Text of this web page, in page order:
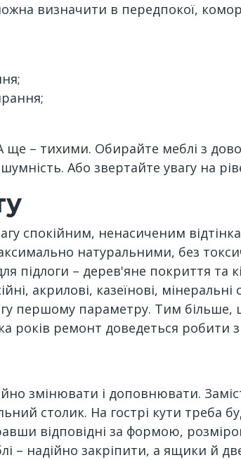
визначити в передпокої,
– тихими. Обирайте меблі з
Або звертайте увагу на
спокійним, ненасиченим
натуральними, без
підлоги – дерев'яне покриття та
акрилові, казеїнові,
першому параметру. Тим
років ремонт доведеться робити
змінювати і доповнювати.
столик. На гострі кути треба
відповідні за формою,
– надійно закріпити, а ящики й